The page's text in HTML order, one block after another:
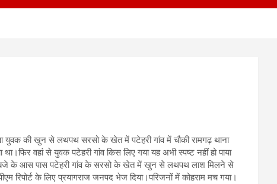
युवक की खुन से लथपथ सरसो के खेत में पटेहरी गांव में चौकी रामगढ़ थाना
वहां से युवक पटेहरी गांव किस लिए गया यह अभी स्पष्ट नहीं हो पाया
बजे के आस पास पटेहरी गांव के सरसो के खेत में खुन से लथपथ लाश मिलने से
के लिए प्रयागराज जनपद भेज दिया।परिजनों में कोहराम मच गया।